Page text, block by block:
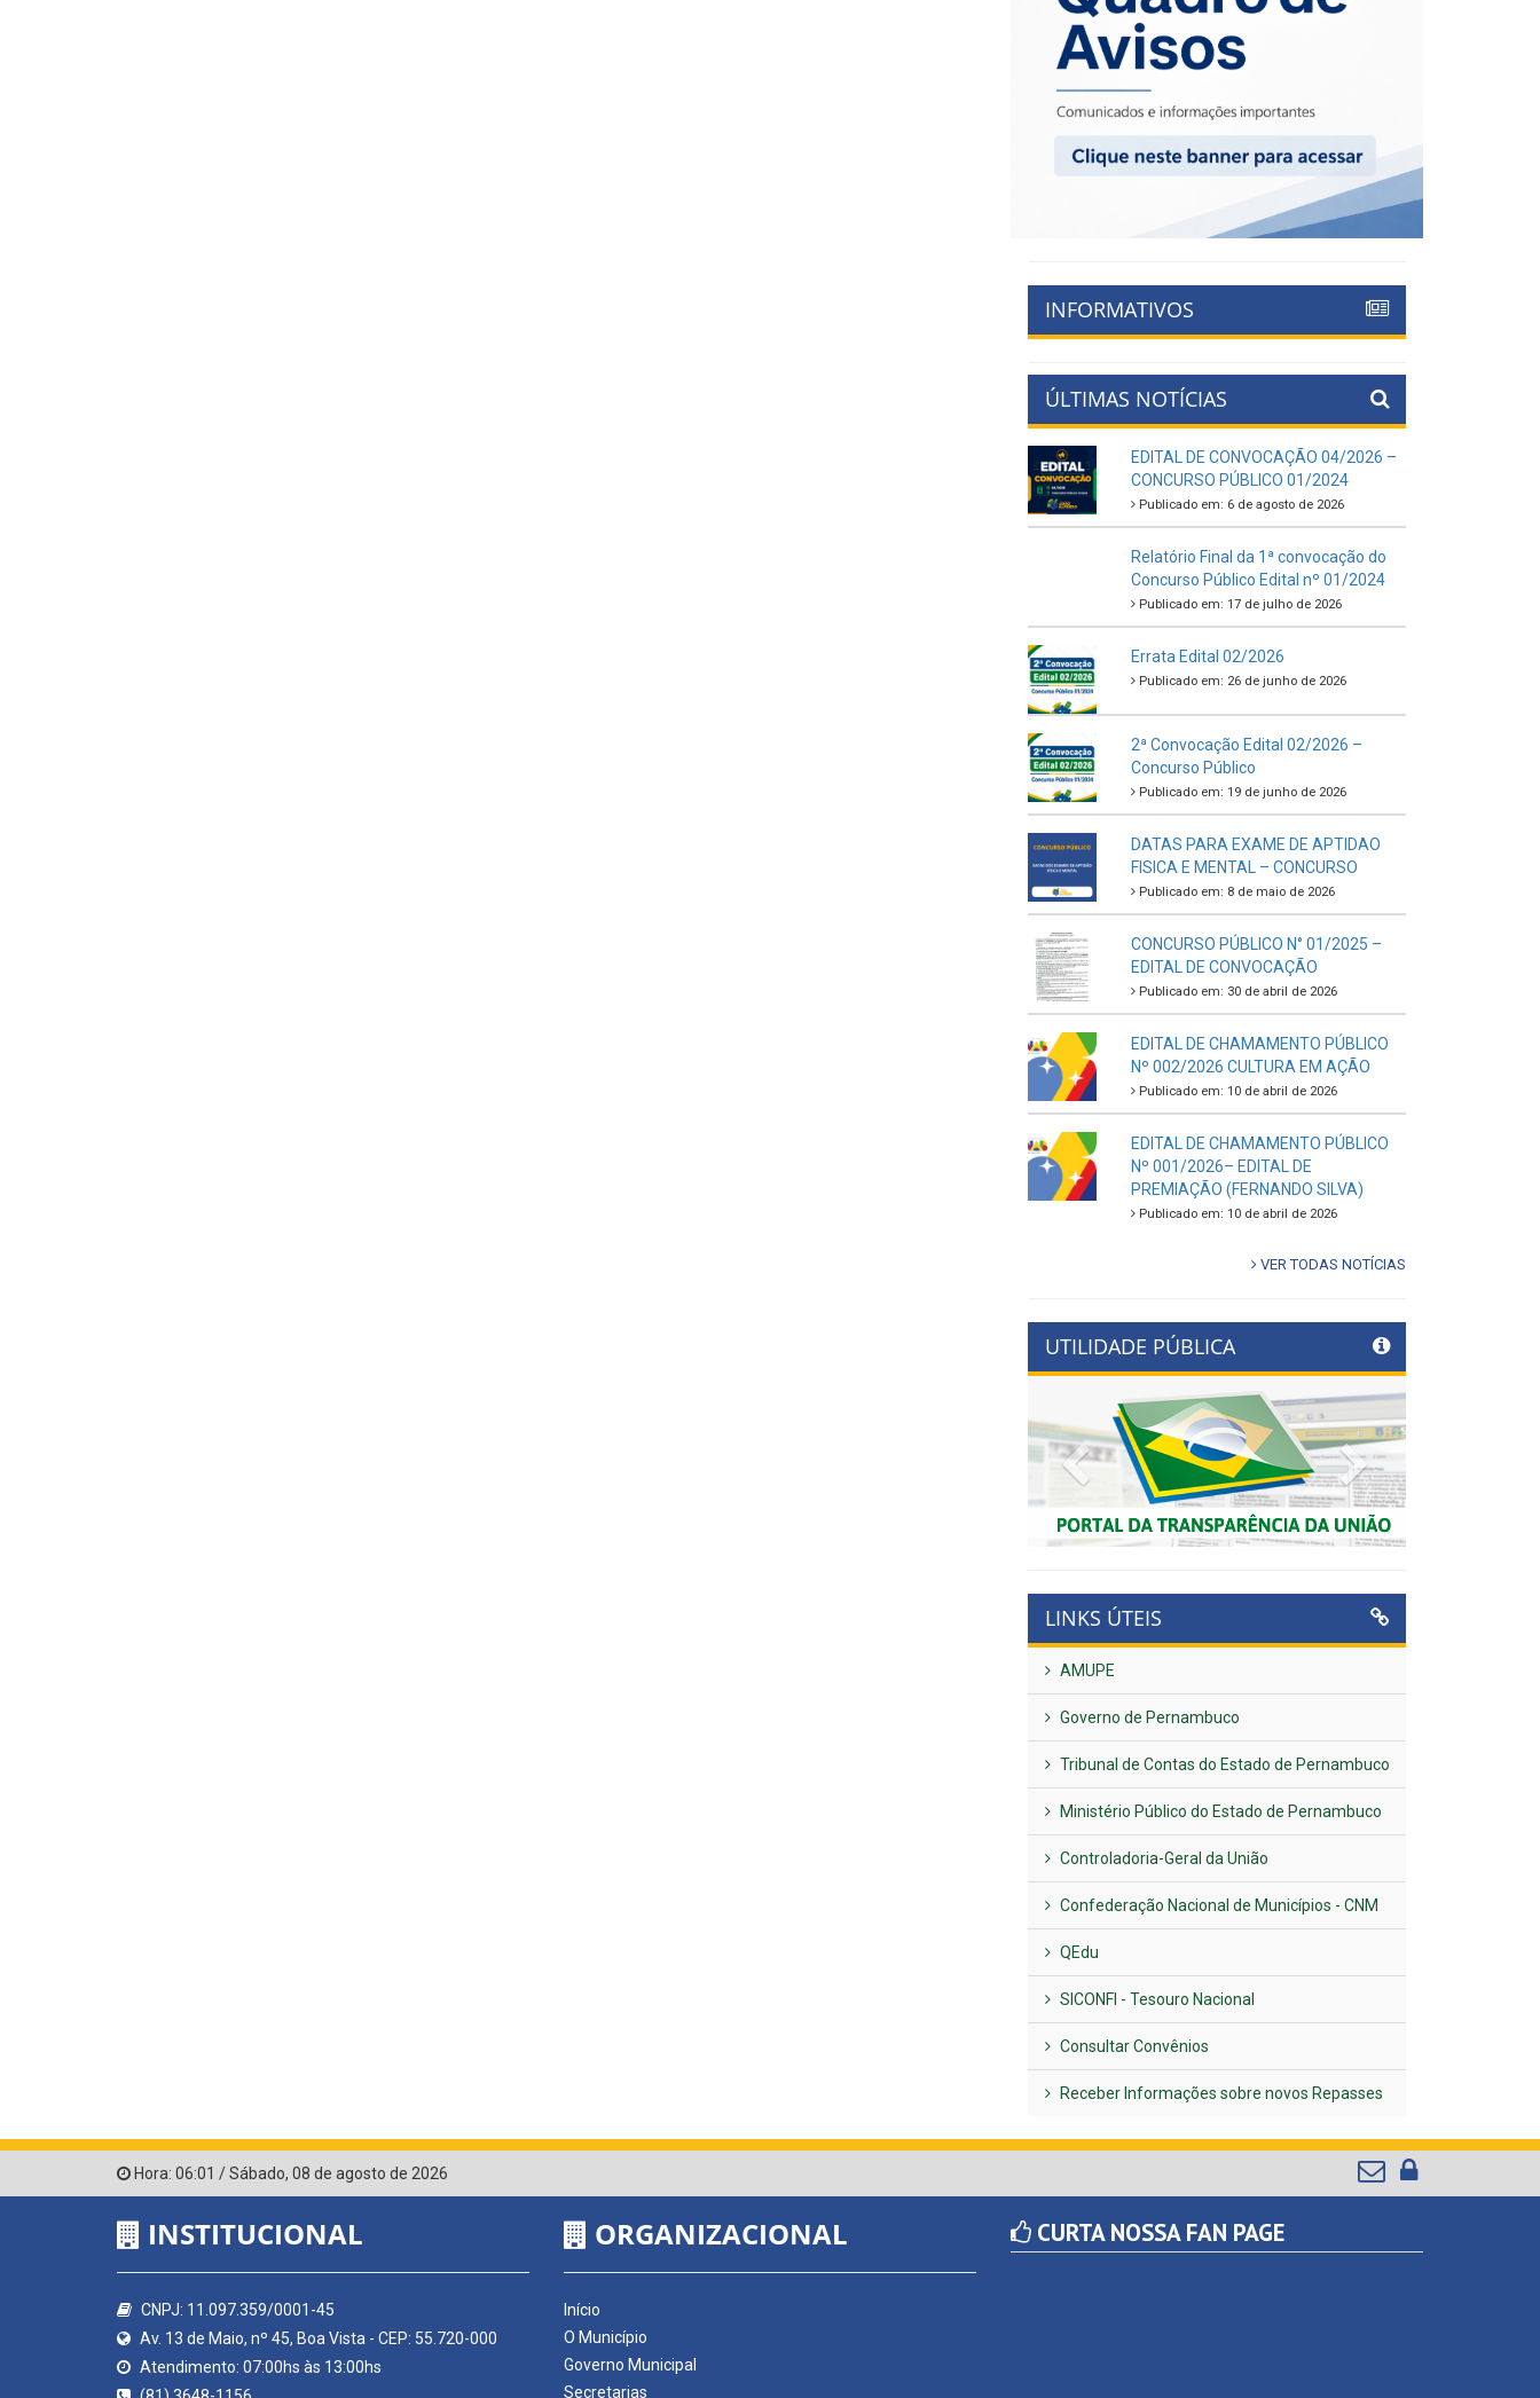
INFORMATIVOS
ÚLTIMAS NOTÍCIAS
EDITAL DE CONVOCAÇÃO 04/2026 –
CONCURSO PÚBLICO 01/2024
Publicado em: 6 de agosto de 2026
Relatório Final da 1ª convocação do
Concurso Público Edital nº 01/2024
Publicado em: 17 de julho de 2026
Errata Edital 02/2026
Publicado em: 26 de junho de 2026
2ª Convocação Edital 02/2026 –
Concurso Público
Publicado em: 19 de junho de 2026
DATAS PARA EXAME DE APTIDAO
FISICA E MENTAL – CONCURSO
Publicado em: 8 de maio de 2026
CONCURSO PÚBLICO N° 01/2025 –
EDITAL DE CONVOCAÇÃO
Publicado em: 30 de abril de 2026
EDITAL DE CHAMAMENTO PÚBLICO
Nº 002/2026 CULTURA EM AÇÃO
Publicado em: 10 de abril de 2026
EDITAL DE CHAMAMENTO PÚBLICO
Nº 001/2026– EDITAL DE
PREMIAÇÃO (FERNANDO SILVA)
Publicado em: 10 de abril de 2026
VER TODAS NOTÍCIAS
UTILIDADE PÚBLICA
Previous Next
LINKS ÚTEIS
AMUPE
Governo de Pernambuco
Tribunal de Contas do Estado de Pernambuco
Ministério Público do Estado de Pernambuco
Controladoria-Geral da União
Confederação Nacional de Municípios - CNM
QEdu
SICONFI - Tesouro Nacional
Consultar Convênios
Receber Informações sobre novos Repasses
Hora: 06:01 /Sábado, 08 de agosto de 2026
INSTITUCIONAL
CNPJ: 11.097.359/0001-45
Av. 13 de Maio, nº 45, Boa Vista - CEP: 55.720-000
Atendimento: 07:00hs às 13:00hs
ORGANIZACIONAL
Início
O Município
Governo Municipal
Secretarias
CURTA NOSSA FAN PAGE